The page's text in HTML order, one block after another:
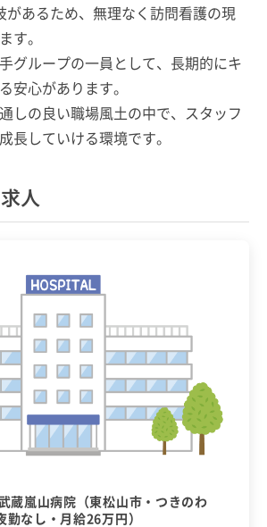
があるため、無理なく訪問看護の現
す。
グループの一員として、長期的にキ
安心があります。
しの良い職場風土の中で、スタッフ
長していける環境です。
人
蔵嵐山病院（東松山市・つきのわ
なし・月給26万円）